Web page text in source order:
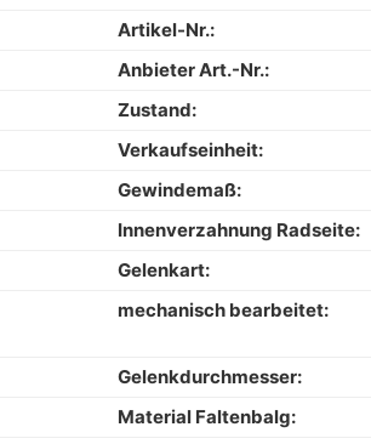
Artikel-Nr.:
Anbieter Art.-Nr.:
Zustand:
Verkaufseinheit:
Gewindemaß:
Innenverzahnung Radseite:
Gelenkart:
mechanisch bearbeitet:
Gelenkdurchmesser:
Material Faltenbalg: